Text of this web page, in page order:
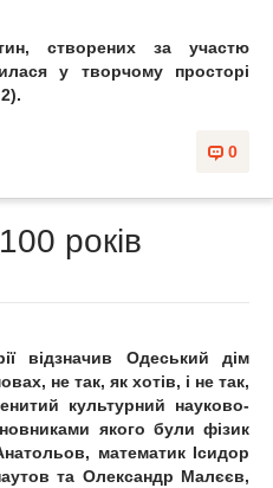
створених за участю
у творчому просторі
0
років
відзначив Одеський дім
не так, як хотів, і не так,
культурний науково-
якого були фізик
математик Ісидор
та Олександр Малєєв,